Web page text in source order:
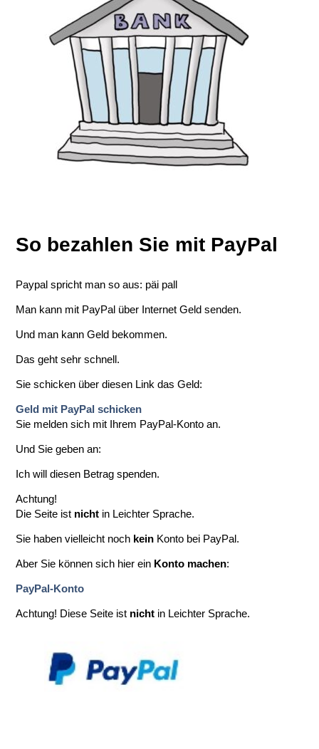
So bezahlen Sie mit PayPal
Paypal spricht man so aus: päi pall
Man kann mit PayPal über Internet Geld senden.
Und man kann Geld bekommen.
Das geht sehr schnell.
Sie schicken über diesen Link das Geld:
Geld mit PayPal schicken
Sie melden sich mit Ihrem PayPal-Konto an.
Und Sie geben an:
Ich will diesen Betrag spenden.
Achtung!
Die Seite ist nichtin Leichter Sprache.
Sie haben vielleicht noch keinKonto bei PayPal.
Aber Sie können sich hier ein Konto machen:
PayPal-Konto
Achtung! Diese Seite ist nichtin Leichter Sprache.